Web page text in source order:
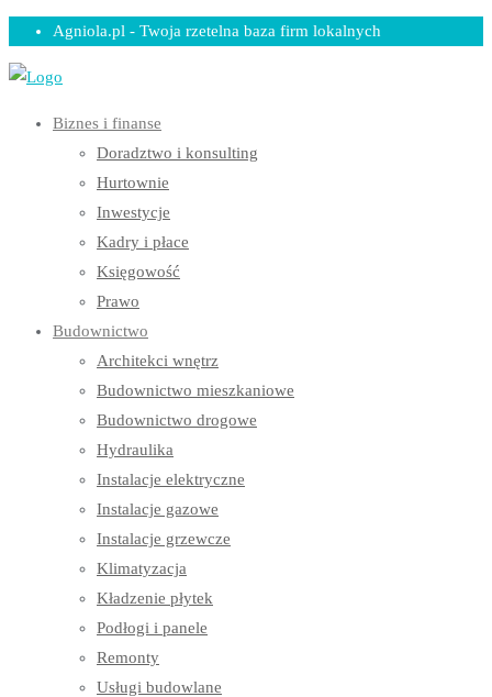
Skip
to
content
Agniola.pl - Twoja rzetelna baza firm lokalnych
Biznes i finanse
Doradztwo i konsulting
Hurtownie
Inwestycje
Kadry i płace
Księgowość
Prawo
Budownictwo
Architekci wnętrz
Budownictwo mieszkaniowe
Budownictwo drogowe
Hydraulika
Instalacje elektryczne
Instalacje gazowe
Instalacje grzewcze
Klimatyzacja
Kładzenie płytek
Podłogi i panele
Remonty
Usługi budowlane